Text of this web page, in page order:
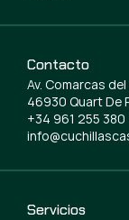
Servicios
Contacto
Av. Comarcas
46930 Quart De
+34 961 255 380